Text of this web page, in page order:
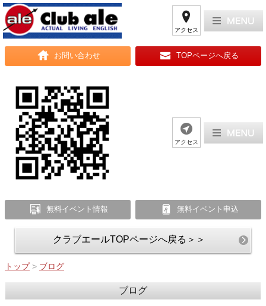
アクセス
お問い合わせ TOPページへ戻る
アクセス
無料イベント情報 無料イベント申込
クラブエールTOPページへ戻る＞＞
トップ > ブログ
ブログ